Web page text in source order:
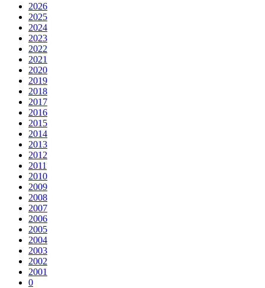
2026
2025
2024
2023
2022
2021
2020
2019
2018
2017
2016
2015
2014
2013
2012
2011
2010
2009
2008
2007
2006
2005
2004
2003
2002
2001
0